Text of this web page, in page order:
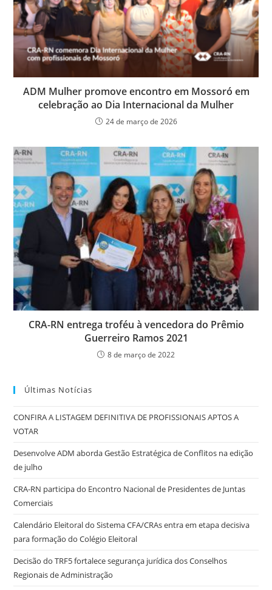
ADM Mulher promove encontro em Mossoró em
celebração ao Dia Internacional da Mulher
24 de março de 2026
CRA-RN entrega troféu à vencedora do Prêmio
Guerreiro Ramos 2021
8 de março de 2022
Últimas Notícias
CONFIRA A LISTAGEM DEFINITIVA DE PROFISSIONAIS APTOS A
VOTAR
Desenvolve ADM aborda Gestão Estratégica de Conflitos na edição
de julho
CRA-RN participa do Encontro Nacional de Presidentes de Juntas
Comerciais
Calendário Eleitoral do Sistema CFA/CRAs entra em etapa decisiva
para formação do Colégio Eleitoral
Decisão do TRF5 fortalece segurança jurídica dos Conselhos
Regionais de Administração